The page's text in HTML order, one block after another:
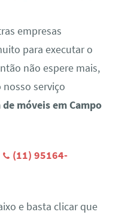
empresas
para executar o
não espere mais,
serviço
móveis em Campo
(11) 95164-
e basta clicar que